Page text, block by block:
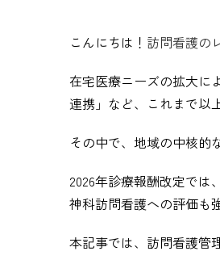
こんにちは！ 訪問看護の
在宅医療ニーズの拡大に
連携」など、これまで以
その中で、地域の中核的
2026年診療報酬改定で
神科訪問看護への評価も
本記事では、訪問看護管